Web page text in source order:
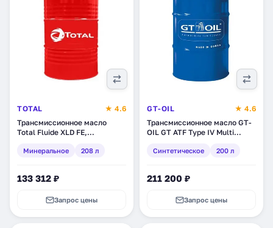
TOTAL
★ 4.6
Трансмиссионное масло
Total Fluide XLD FE,
(163822)
Минеральное 208 л
133 312 ₽
Запрос цены
GT-OIL
★ 4.6
Трансмиссионное масло GT-
OIL GT ATF Type IV Multi
(8809059408940)
Синтетическое 200 л
211 200 ₽
Запрос цены